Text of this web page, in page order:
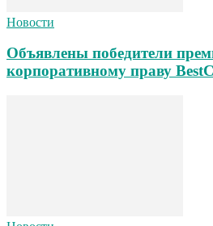
Новости
Объявлены победители
корпоративному праву